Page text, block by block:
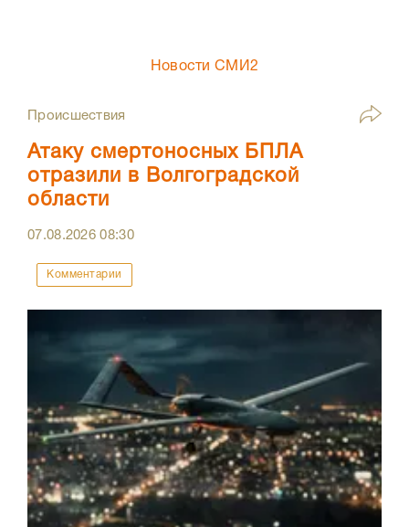
Новости СМИ2
Происшествия
Атаку смертоносных БПЛА
отразили в Волгоградской
области
07.08.202608:30
Комментарии